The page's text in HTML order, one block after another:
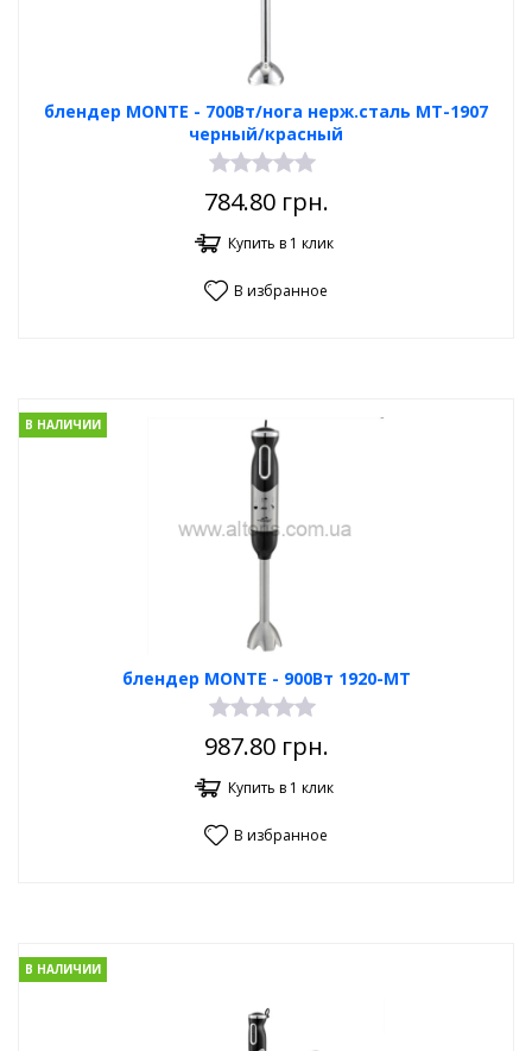
блендер MONTE - 700Вт/нога нерж.сталь MT-1907
черный/красный
784.80грн.
Купить в 1 клик
В избранное
блендер MONTE - 900Вт 1920-MT
В НАЛИЧИИ
987.80грн.
Купить в 1 клик
В избранное
В НАЛИЧИИ